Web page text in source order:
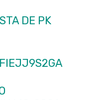
DE PK